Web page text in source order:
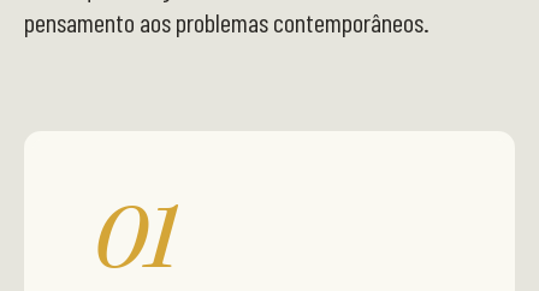
pensamento aos problemas contemporâneos.
01